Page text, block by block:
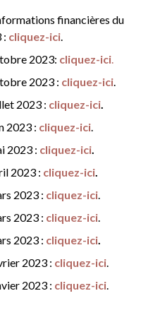
financières du
: cliquez-ici.
2023: cliquez-ici.
2023 : cliquez-ici.
2023 : cliquez-ici.
2023 : cliquez-ici.
2023 : cliquez-ici.
2023 : cliquez-ici.
2023 : cliquez-ici.
2023 : cliquez-ici.
2023 : cliquez-ici.
2023 : cliquez-ici.
2023 : cliquez-ici.